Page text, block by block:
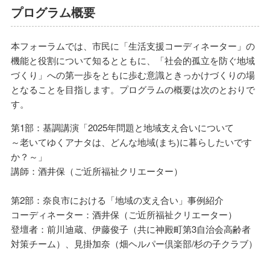
プログラム概要
本フォーラムでは、市民に「生活支援コーディネーター」の
機能と役割について知るとともに、「社会的孤立を防ぐ地域
づくり」への第一歩をともに歩む意識ときっかけづくりの場
となることを目指します。プログラムの概要は次のとおりで
す。
第1部：基調講演「2025年問題と地域支え合いについて
～老いてゆくアナタは、どんな地域(まち)に暮らしたいです
か？～」
講師：酒井保（ご近所福祉クリエーター）
第2部：奈良市における「地域の支え合い」事例紹介
コーディネーター：酒井保（ご近所福祉クリエーター）
登壇者：前川迪蔵、伊藤俊子（共に神殿町第3自治会高齢者
対策チーム）、見掛加奈（畑ヘルパー倶楽部/杉の子クラブ）